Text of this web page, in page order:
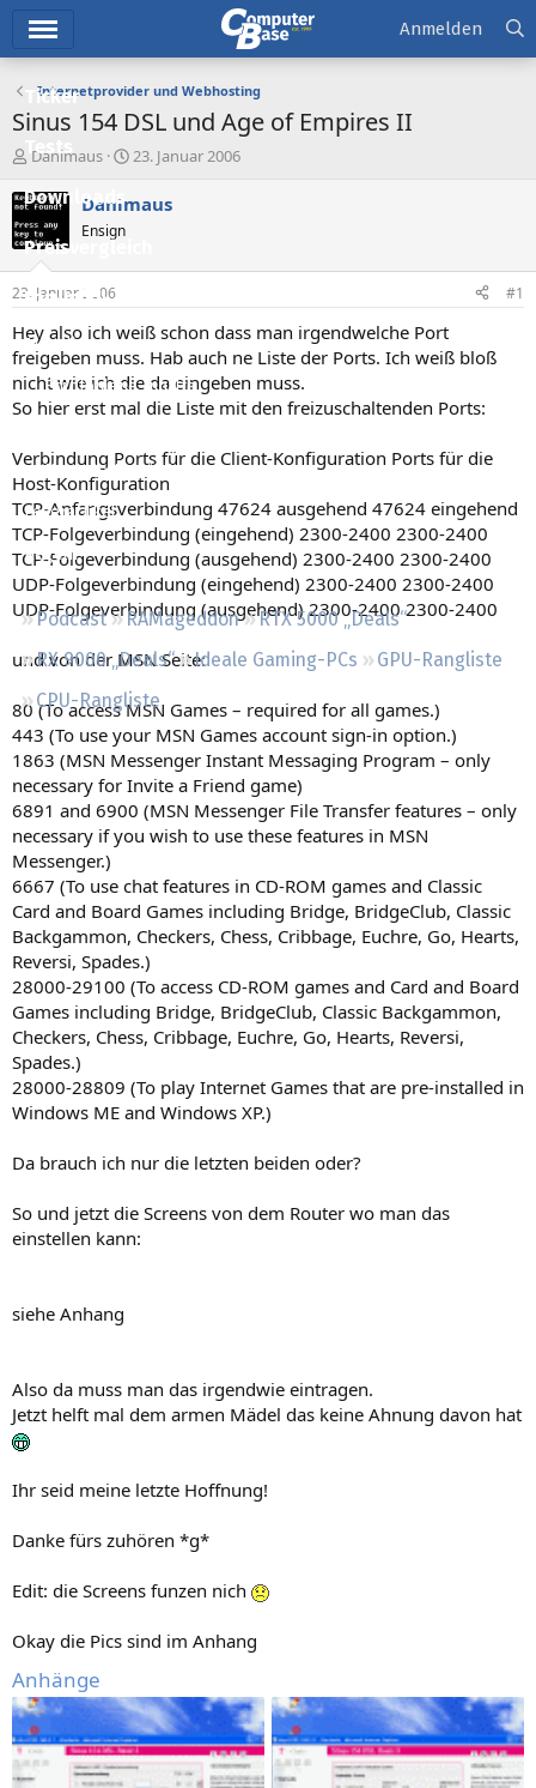
Ticker
Tests
Downloads
Preisvergleich
Forum
Aktuelles
Empfohlene Inhalte
Neueste Aktivitäten
Leserartikel
Regeln
Podcast RAMageddon
RTX 5000 „Deals“
RX 9000 „Deals“
Ideale Gaming-PCs
GPU-Rangliste
CPU-Rangliste
Anmelden
Internetprovider und Webhosting
Sinus 154 DSL und Age of Empires II
E
s
t
e
e
r
Danimaus
E
s
t
a
23. Januar 2006
Danimaus
Ensign
23. Januar 2006 #1
Hey also ich weiß schon dass man irgendwelche Port
freigeben muss. Hab auch ne Liste der Ports. Ich weiß bloß
nicht wie ich die da eingeben muss.
So hier erst mal die Liste mit den freizuschaltenden Ports:
Verbindung Ports für die Client-Konfiguration Ports für die
Host-Konfiguration
TCP-Anfangsverbindung 47624 ausgehend 47624 eingehend
TCP-Folgeverbindung (eingehend) 2300-2400 2300-2400
TCP-Folgeverbindung (ausgehend) 2300-2400 2300-2400
UDP-Folgeverbindung (eingehend) 2300-2400 2300-2400
UDP-Folgeverbindung (ausgehend) 2300-2400 2300-2400
und von der MSN Seite:
80 (To access MSN Games – required for all games.)
443 (To use your MSN Games account sign-in option.)
1863 (MSN Messenger Instant Messaging Program – only
necessary for Invite a Friend game)
6891 and 6900 (MSN Messenger File Transfer features – only
necessary if you wish to use these features in MSN
Messenger.)
6667 (To use chat features in CD-ROM games and Classic
Card and Board Games including Bridge, BridgeClub, Classic
Backgammon, Checkers, Chess, Cribbage, Euchre, Go, Hearts,
Reversi, Spades.)
28000-29100 (To access CD-ROM games and Card and Board
Games including Bridge, BridgeClub, Classic Backgammon,
Checkers, Chess, Cribbage, Euchre, Go, Hearts, Reversi,
Spades.)
28000-28809 (To play Internet Games that are pre-installed in
Windows ME and Windows XP.)
Da brauch ich nur die letzten beiden oder?
So und jetzt die Screens von dem Router wo man das
einstellen kann:
siehe Anhang
Also da muss man das irgendwie eintragen.
Jetzt helft mal dem armen Mädel das keine Ahnung davon hat
Ihr seid meine letzte Hoffnung!
Danke fürs zuhören *g*
Edit: die Screens funzen nich
Okay die Pics sind im Anhang
Anhänge